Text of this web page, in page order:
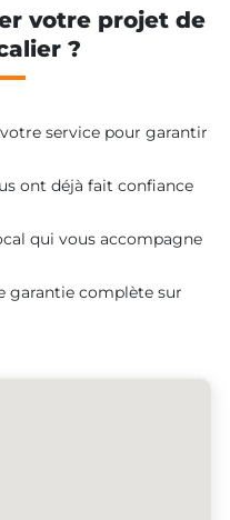
votre projet de
?
votre service pour garantir
ont déjà fait confiance
qui vous accompagne
garantie complète sur